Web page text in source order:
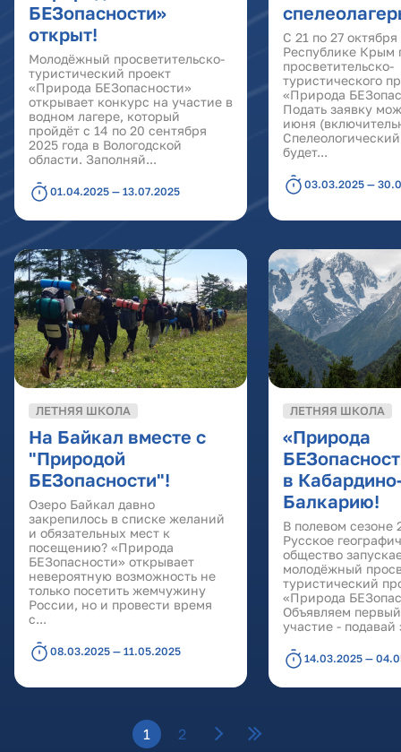
БЕЗопасности»
открыт!
Молодёжный просветительско-
туристический проект
«Природа БЕЗопасности»
открывает конкурс на участие в
водном лагере, который
пройдёт с 14 по 20 сентября
2025 года в Вологодской
области. Заполняй...
01.04.2025 — 13.07.2025
С 21 по 27
Республике Крым
просветительско-
туристического
«Природа
Подать заявку
июня
будет...
03.03.2025 —
ЛЕТНЯЯ ШКОЛА
На Байкал вместе с
"Природой
БЕЗопасности"!
Озеро Байкал давно
закрепилось в списке желаний
и обязательных мест к
посещению? «Природа
БЕЗопасности» открывает
невероятную возможность не
только посетить жемчужину
России, но и провести время
с...
08.03.2025 — 11.05.2025
ЛЕТНЯЯ ШКОЛА
«Природа
в
Балкарию!
В полевом сезоне
Русское
общество
молодёжный
туристический
«Природа
Объявляем
участие - подавай
14.03.2025 —
1 2